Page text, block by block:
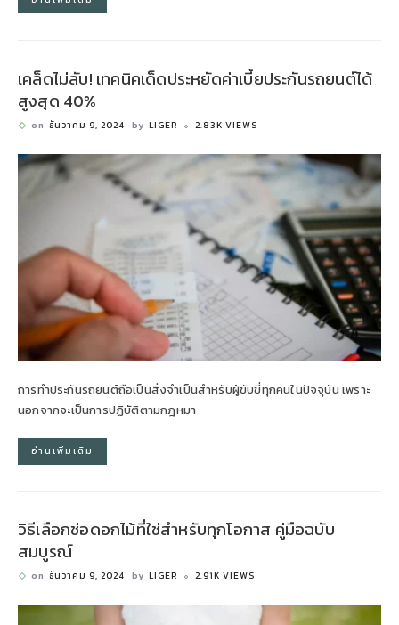
เคล็ดไม่ลับ! เทคนิคเด็ดประหยัดค่าเบี้ยประกันรถยนต์ได้
สูงสุด 40%
on ธันวาคม 9, 2024 by LIGER 2.83K VIEWS
การทำประกันรถยนต์ถือเป็นสิ่งจำเป็นสำหรับผู้ขับขี่ทุกคนในปัจจุบัน เพราะ
นอกจากจะเป็นการปฏิบัติตามกฎหมา
อ่านเพิ่มเติม
วิธีเลือกช่อดอกไม้ที่ใช่สำหรับทุกโอกาส คู่มือฉบับ
สมบูรณ์
on ธันวาคม 9, 2024 by LIGER 2.91K VIEWS